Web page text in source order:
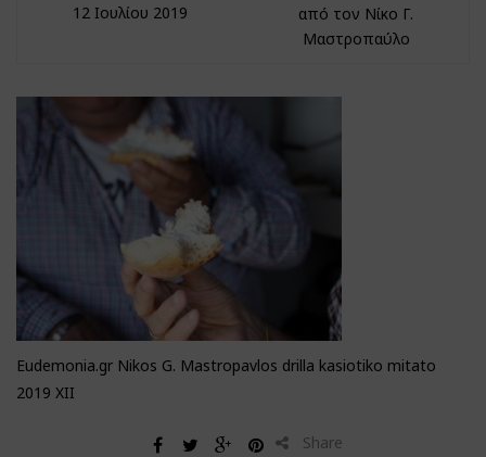
12 Ιουλίου 2019
από τον Νίκο Γ.
Μαστροπαύλο
Eudemonia.gr Nikos G. Mastropavlos drilla kasiotiko mitato
2019 XII
Share